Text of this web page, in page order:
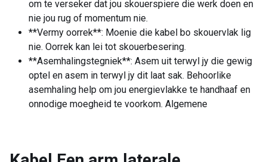
om te verseker dat jou skouerspiere die werk doen en
nie jou rug of momentum nie.
**Vermy oorrek**: Moenie die kabel bo skouervlak lig
nie. Oorrek kan lei tot skouerbesering.
**Asemhalingstegniek**: Asem uit terwyl jy die gewig
optel en asem in terwyl jy dit laat sak. Behoorlike
asemhaling help om jou energievlakke te handhaaf en
onnodige moegheid te voorkom. Algemene